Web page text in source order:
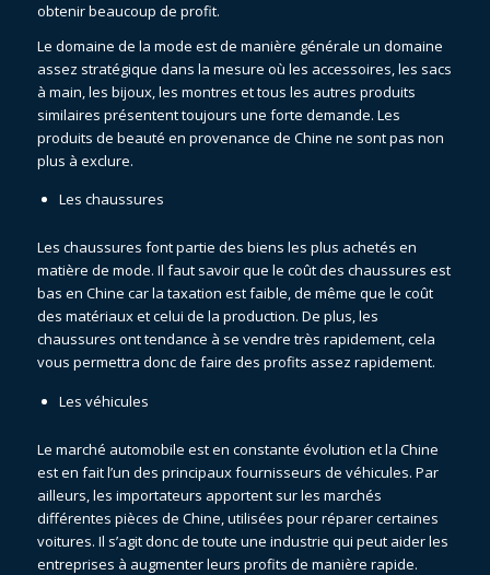
obtenir beaucoup de profit.
Le domaine de la mode est de manière générale un domaine
assez stratégique dans la mesure où les accessoires, les sacs
à main, les bijoux, les montres et tous les autres produits
similaires présentent toujours une forte demande. Les
produits de beauté en provenance de Chine ne sont pas non
plus à exclure.
Les chaussures
Les chaussures font partie des biens les plus achetés en
matière de mode. Il faut savoir que le coût des chaussures est
bas en Chine car la taxation est faible, de même que le coût
des matériaux et celui de la production. De plus, les
chaussures ont tendance à se vendre très rapidement, cela
vous permettra donc de faire des profits assez rapidement.
Les véhicules
Le marché automobile est en constante évolution et la Chine
est en fait l’un des principaux fournisseurs de véhicules. Par
ailleurs, les importateurs apportent sur les marchés
différentes pièces de Chine, utilisées pour réparer certaines
voitures. Il s’agit donc de toute une industrie qui peut aider les
entreprises à augmenter leurs profits de manière rapide.